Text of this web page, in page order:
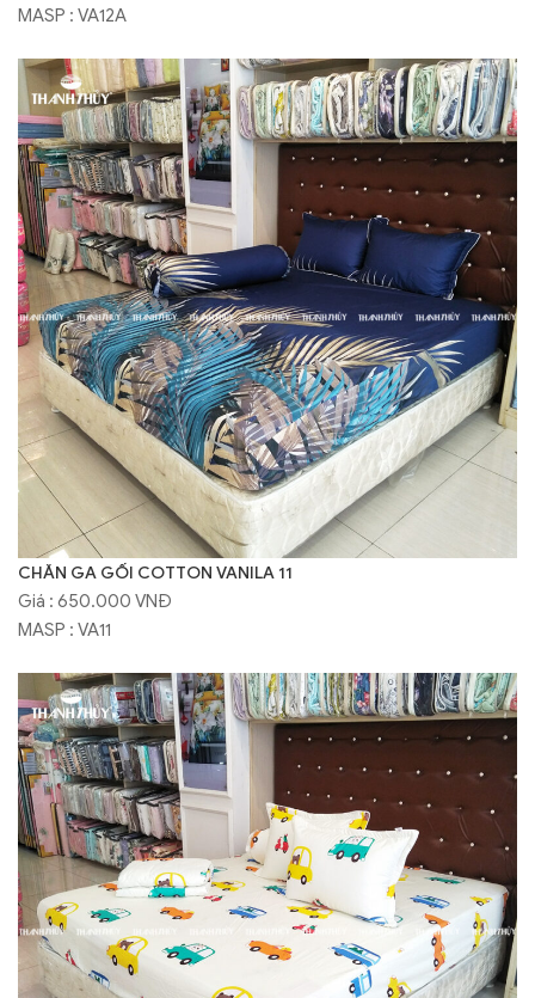
MASP : VA12A
CHĂN GA GỐI COTTON VANILA 11
Giá : 650.000 VNĐ
MASP : VA11